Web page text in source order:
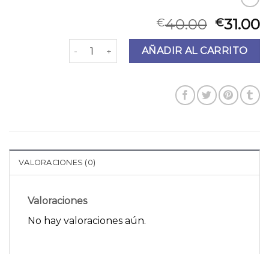
€40.00 €31.00
mochilas mujer cantidadAÑADIR AL CARRITO
VALORACIONES (0)
Valoraciones
No hay valoraciones aún.